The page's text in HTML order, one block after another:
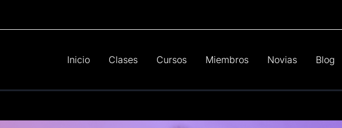
Inicio Clases Cursos Miembros Novias Blog